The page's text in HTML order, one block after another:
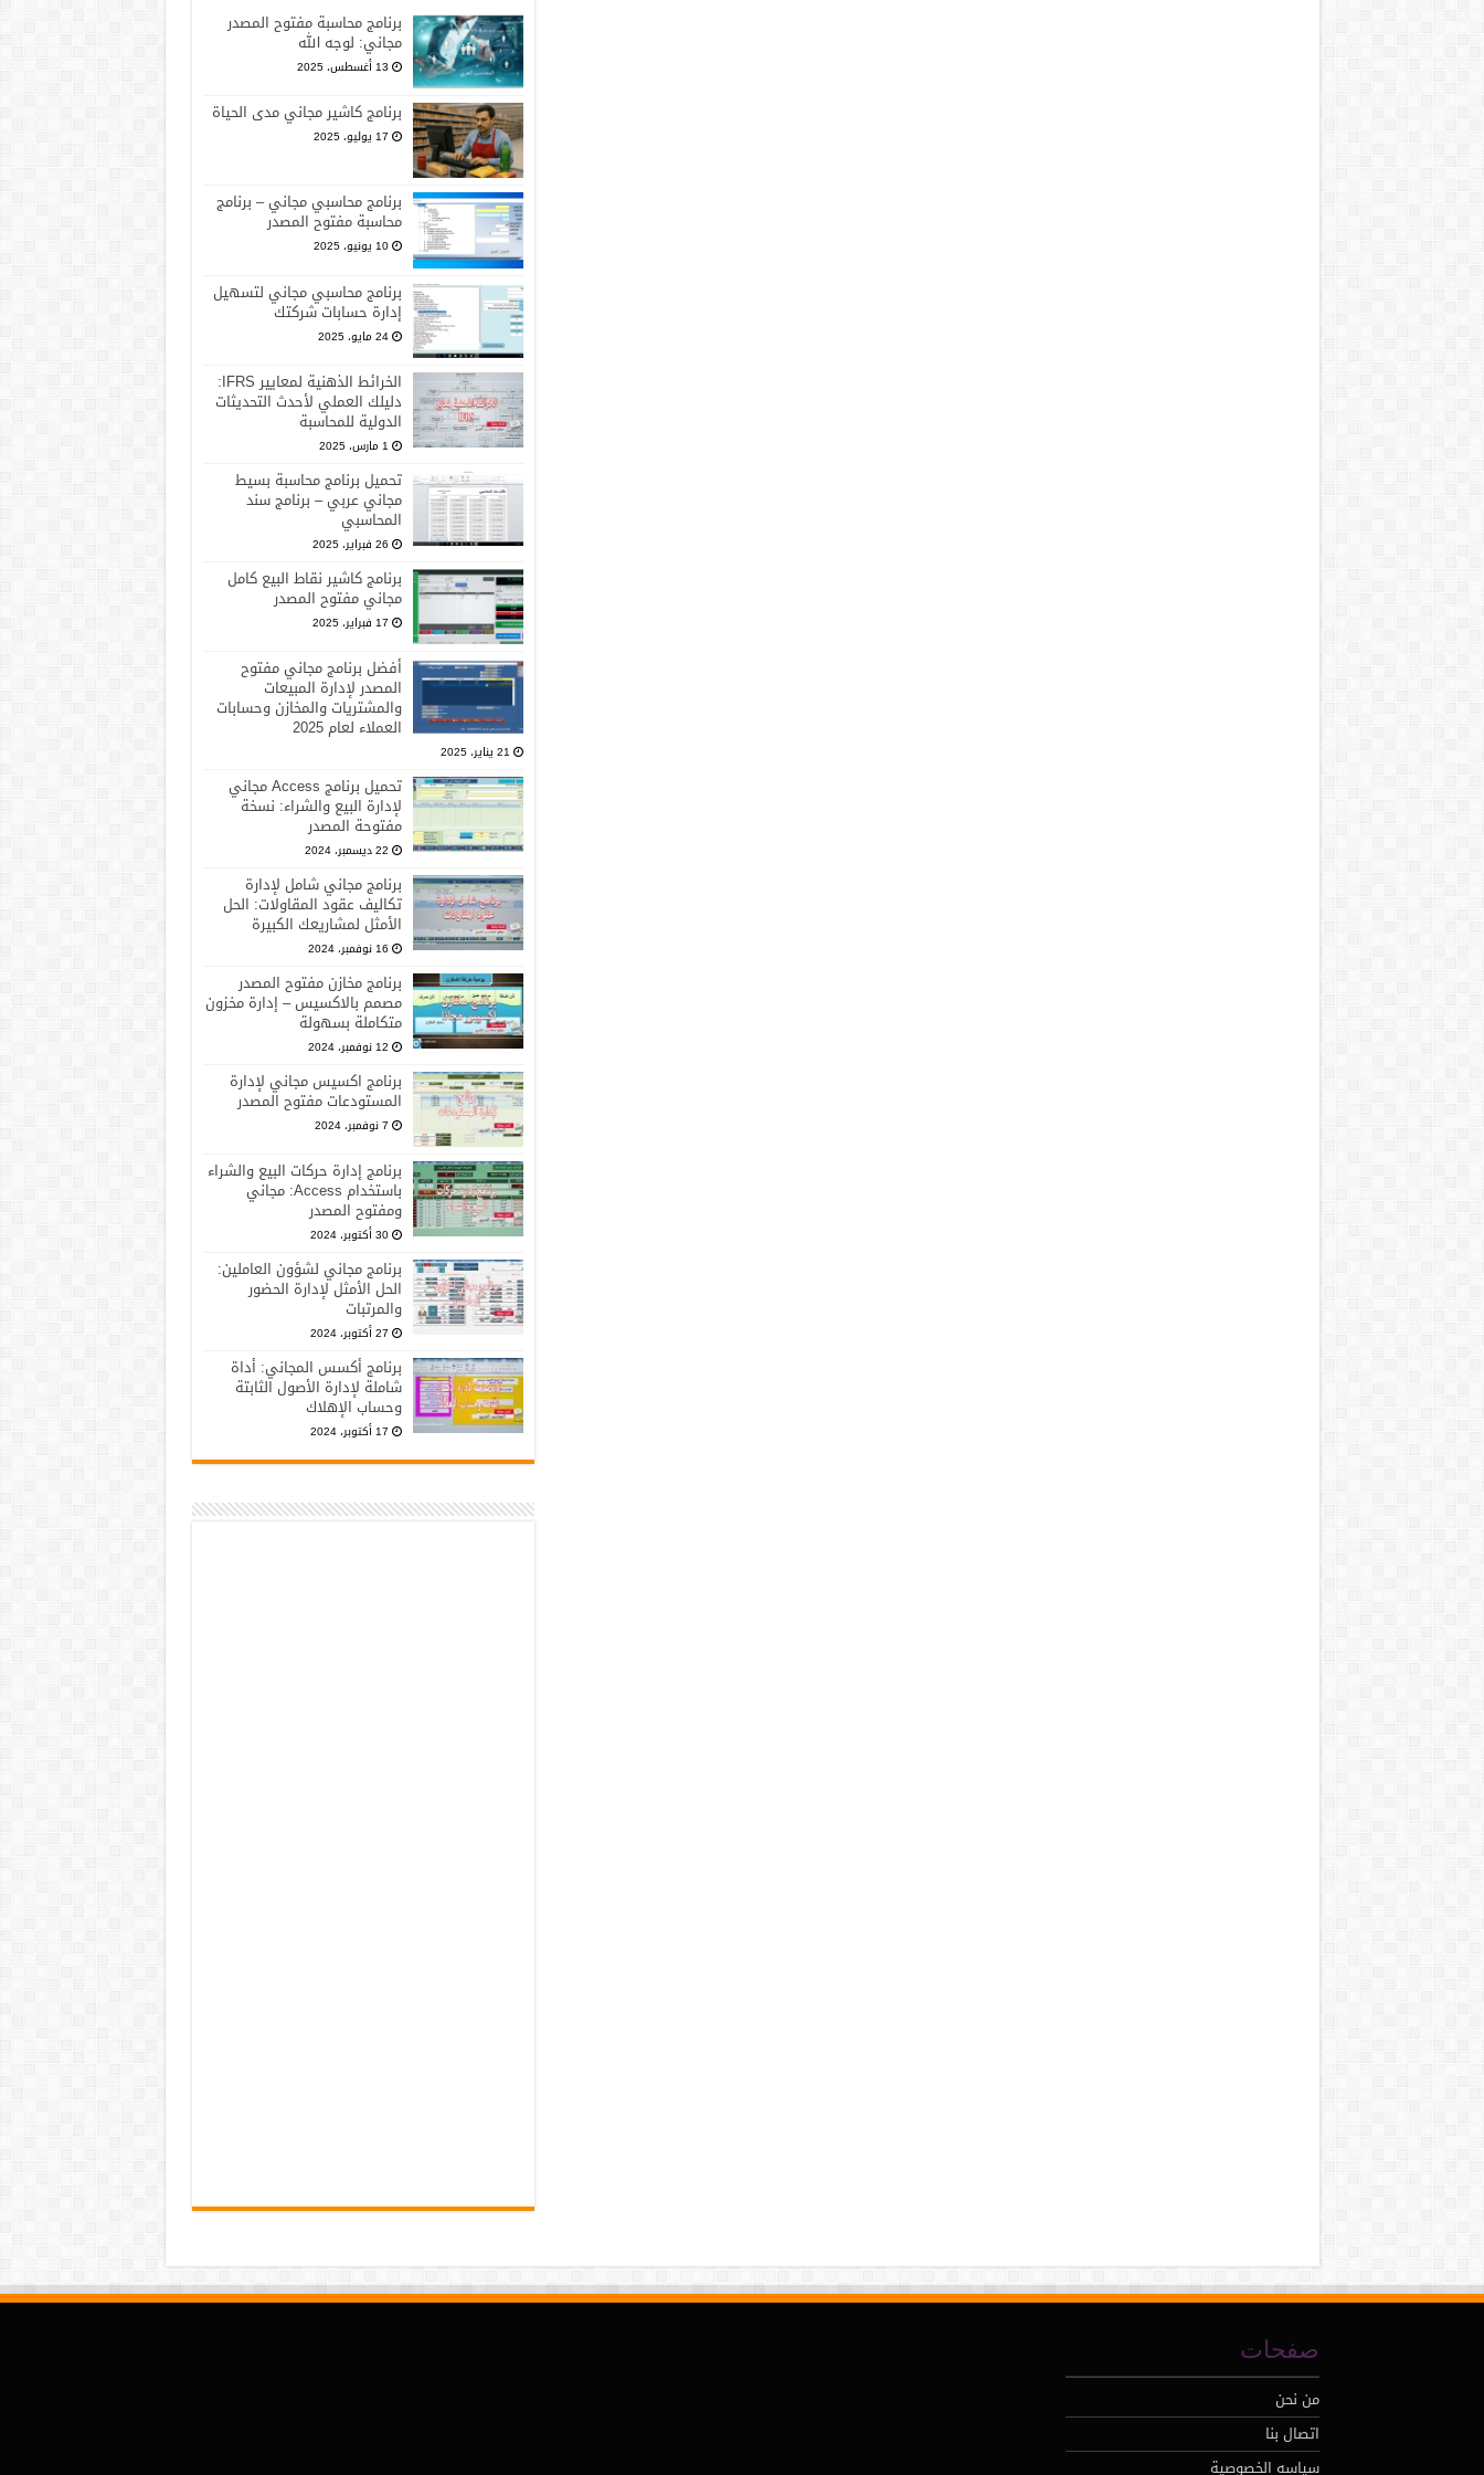
برنامج محاسبة مفتوح المصدر
مجاني: لوجه الله
13 أغسطس، 2025
برنامج كاشير مجاني مدى الحياة
17 يوليو، 2025
برنامج محاسبي مجاني – برنامج
محاسبة مفتوح المصدر
10 يونيو، 2025
برنامج محاسبي مجاني لتسهيل
إدارة حسابات شركتك
24 مايو، 2025
الخرائط الذهنية لمعايير IFRS:
دليلك العملي لأحدث التحديثات
الدولية للمحاسبة
1 مارس، 2025
تحميل برنامج محاسبة بسيط
مجاني عربي – برنامج سند
المحاسبي
26 فبراير، 2025
برنامج كاشير نقاط البيع كامل
مجاني مفتوح المصدر
17 فبراير، 2025
أفضل برنامج مجاني مفتوح
المصدر لإدارة المبيعات
والمشتريات والمخازن وحسابات
العملاء لعام 2025
21 يناير، 2025
تحميل برنامج Access مجاني
لإدارة البيع والشراء: نسخة
مفتوحة المصدر
22 ديسمبر، 2024
برنامج مجاني شامل لإدارة
تكاليف عقود المقاولات: الحل
الأمثل لمشاريعك الكبيرة
16 نوفمبر، 2024
برنامج مخازن مفتوح المصدر
مصمم بالاكسيس – إدارة مخزون
متكاملة بسهولة
12 نوفمبر، 2024
برنامج اكسيس مجاني لإدارة
المستودعات مفتوح المصدر
7 نوفمبر، 2024
برنامج إدارة حركات البيع والشراء
باستخدام Access: مجاني
ومفتوح المصدر
30 أكتوبر، 2024
برنامج مجاني لشؤون العاملين:
الحل الأمثل لإدارة الحضور
والمرتبات
27 أكتوبر، 2024
برنامج أكسس المجاني: أداة
شاملة لإدارة الأصول الثابتة
وحساب الإهلاك
17 أكتوبر، 2024
صفحات
من نحن
اتصال بنا
سياسه الخصوصية